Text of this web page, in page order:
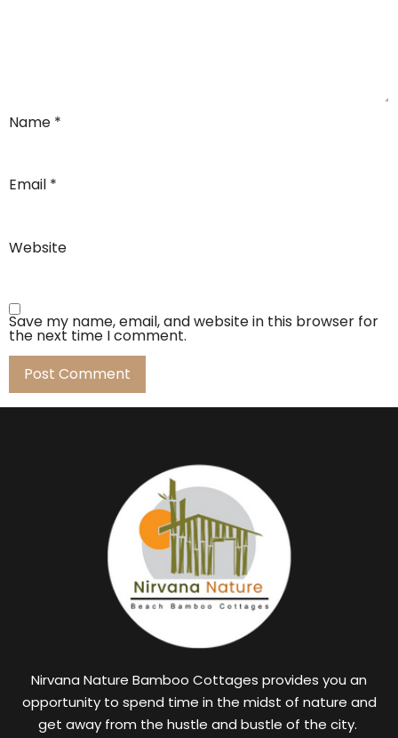
Name *
Email *
Website
Save my name, email, and website in this browser for
the next time I comment.
Nirvana Nature Bamboo Cottages provides you an
opportunity to spend time in the midst of nature and
get away from the hustle and bustle of the city.